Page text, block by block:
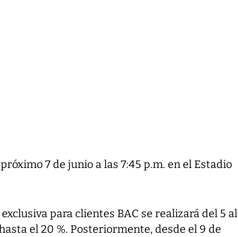
7 de junio a las 7:45 p.m. en el Estadio
para clientes BAC se realizará del 5 al
el 20 %. Posteriormente, desde el 9 de